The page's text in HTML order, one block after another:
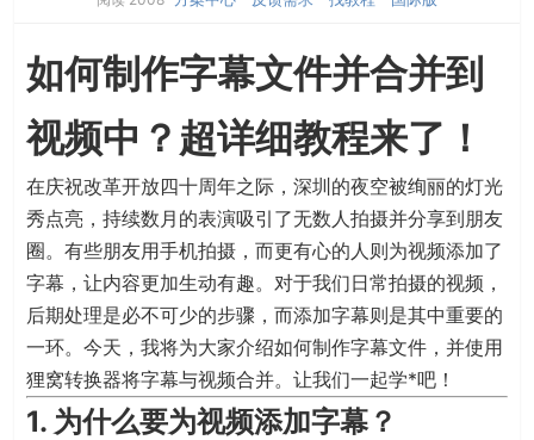
如何制作字幕文件并合并到
视频中？超详细教程来了！
在庆祝改革开放四十周年之际，深圳的夜空被绚丽的灯光
秀点亮，持续数月的表演吸引了无数人拍摄并分享到朋友
圈。有些朋友用手机拍摄，而更有心的人则为视频添加了
字幕，让内容更加生动有趣。对于我们日常拍摄的视频，
后期处理是必不可少的步骤，而添加字幕则是其中重要的
一环。今天，我将为大家介绍如何制作字幕文件，并使用
狸窝转换器将字幕与视频合并。让我们一起学*吧！
1. 为什么要为视频添加字幕？